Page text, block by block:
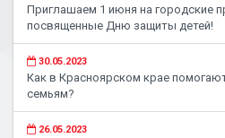
Приглашаем 1 июня на городские
посвященные Дню защиты детей!
30.05.2023
Как в Красноярском крае
семьям?
26.05.2023